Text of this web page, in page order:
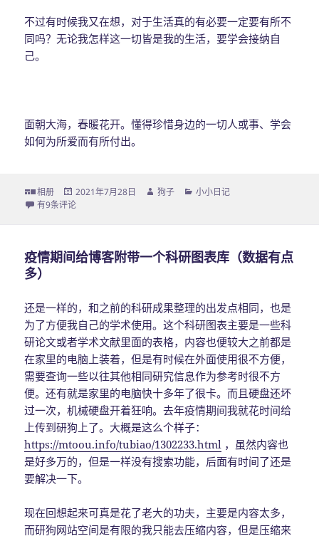
不过有时候我又在想，对于生活真的有必要一定要有所不
同吗？无论我怎样这一切皆是我的生活，要学会接纳自
己。
面朝大海，春暖花开。懂得珍惜身边的一切人或事、学会
如何为所爱而有所付出。
格
式
相册
发
布
2021年7月28日
作
狗子
分
小小日记
没想到，一晃十多年了
有9条评论
疫情期间给博客附带一个科研图表库（数据有点
多）
还是一样的，和之前的科研成果整理的出发点相同，也是
为了方便我自己的学术使用。这个科研图表主要是一些科
研论文或者学术文献里面的表格，内容也便较大之前都是
在家里的电脑上装着，但是有时候在外面使用很不方便，
需要查询一些以往其他相同研究信息作为参考时很不方
便。还有就是家里的电脑快十多年了很卡。而且硬盘还坏
过一次，机械硬盘开着狂响。去年疫情期间我就花时间给
上传到研狗上了。大概是这么个样子：
https://mtoou.info/tubiao/1302233.html ，虽然内容也
是好多万的，但是一样没有搜索功能，后面有时间了还是
要解决一下。
现在回想起来可真是花了老大的功夫，主要是内容太多，
而研狗网站空间是有限的我只能去压缩内容，但是压缩来